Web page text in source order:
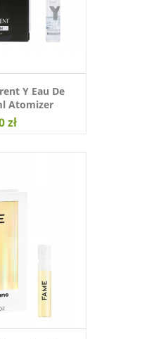
Y Eau De
Atomizer
zł